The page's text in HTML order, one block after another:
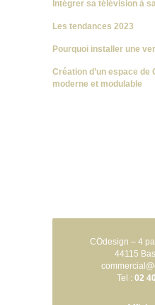
Intégrer sa télévision à
Les tendances 2023
Pourquoi installer une
Création d’un espace de
moderne et modulable
CÖdesign – 4
44115
Tel : 02